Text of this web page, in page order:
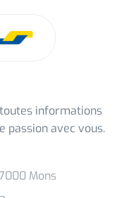
informations
passion avec vous.
Mons